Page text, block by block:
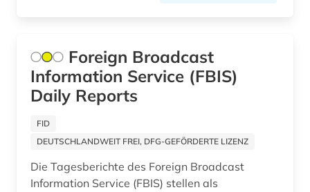
bausanierung (1)
baustoffkunde (1)
bautechnik (2)
Foreign Broadcast
Information Service (FBIS)
Daily Reports
FID
DEUTSCHLANDWEIT FREI, DFG-GEFÖRDERTE LIZENZ
Die Tagesberichte des Foreign Broadcast
Information Service (FBIS) stellen als